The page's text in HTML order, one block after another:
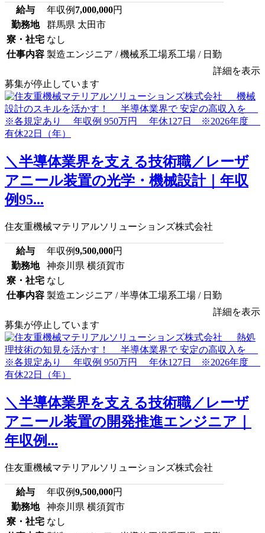
給与 年収例 7,000,000円
勤務地
群馬県 太田市
寮・社宅 なし
仕事内容 製造エンジニア / 機械系工場系工場 / 日勤
詳細を表示
募集が停止しています
＼半導体業界を支える技術職／レーザ
アニール装置の光学・機械設計｜年収
例95...
住友重機械マテリアルソリューションズ株式会社
給与 年収例9,500,000円
勤務地
神奈川県 横須賀市
寮・社宅 なし
仕事内容 製造エンジニア / 半導体工場系工場 / 日勤
詳細を表示
募集が停止しています
＼半導体業界を支える技術職／レーザ
アニール装置の開発推進エンジニア｜
年収例...
住友重機械マテリアルソリューションズ株式会社
給与 年収例9,500,000円
勤務地
神奈川県 横須賀市
寮・社宅 なし